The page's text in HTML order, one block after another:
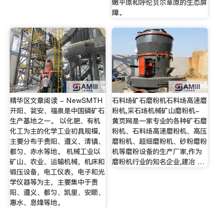
嫩平原和呼伦贝尔草原的生态屏
障。
精华区文章阅读 - NewSMTH
开阳、瓮安、福泉是中国磷矿石
生产基地之一。 以化肥、有机
化工为主的化学工业初具规模，
主要分布于贵阳、遵义、清镇、
都匀、赤水等地。 机械工业以
矿山、农业、运输机械，机床和
锻压设备，电工仪表，电子和光
学仪器等为主，主要集中于贵
阳、遵义、都匀、凯里、安顺、
惠水、息烽等地。
石料场矿石磨粉机石料场高速磨
粉机,采石场机械矿山磨粉机-
黄页网是一家专业的各种矿石磨
粉机、石料场高速磨粉机、高压
磨粉机、超细磨粉机、砂粉磨粉
机等磨粉设备的生产厂家,作为
磨粉机行业的知名企业,建冶 …